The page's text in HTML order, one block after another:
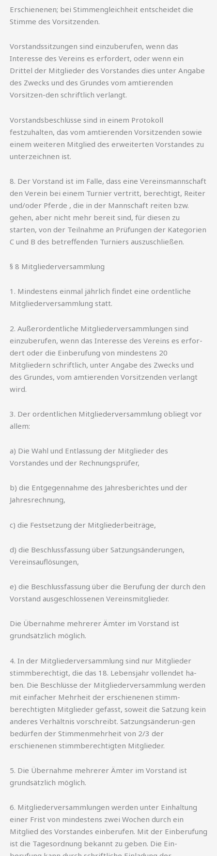
Erschienenen; bei Stimmengleichheit entscheidet die
Stimme des Vorsitzenden.
Vorstandssitzungen sind einzuberufen, wenn das
Interesse des Vereins es erfordert, oder wenn ein
Drittel der Mitglieder des Vorstandes dies unter Angabe
des Zwecks und des Grundes vom amtierenden
Vorsitzen-den schriftlich verlangt.
Vorstandsbeschlüsse sind in einem Protokoll
festzuhalten, das vom amtierenden Vorsitzenden sowie
einem weiteren Mitglied des erweiterten Vorstandes zu
unterzeichnen ist.
8. Der Vorstand ist im Falle, dass eine Vereinsmannschaft
den Verein bei einem Turnier vertritt, berechtigt, Reiter
und/oder Pferde , die in der Mannschaft reiten bzw.
gehen, aber nicht mehr bereit sind, für diesen zu
starten, von der Teilnahme an Prüfungen der Kategorien
C und B des betreffenden Turniers auszuschließen.
§ 8 Mitgliederversammlung
1. Mindestens einmal jährlich findet eine ordentliche
Mitgliederversammlung statt.
2. Außerordentliche Mitgliederversammlungen sind
einzuberufen, wenn das Interesse des Vereins es erfor-
dert oder die Einberufung von mindestens 20
Mitgliedern schriftlich, unter Angabe des Zwecks und
des Grundes, vom amtierenden Vorsitzenden verlangt
wird.
3. Der ordentlichen Mitgliederversammlung obliegt vor
allem:
a) Die Wahl und Entlassung der Mitglieder des
Vorstandes und der Rechnungsprüfer,
b) die Entgegennahme des Jahresberichtes und der
Jahresrechnung,
c) die Festsetzung der Mitgliederbeiträge,
d) die Beschlussfassung über Satzungsänderungen,
Vereinsauflösungen,
e) die Beschlussfassung über die Berufung der durch den
Vorstand ausgeschlossenen Vereinsmitglieder.
Die Übernahme mehrerer Ämter im Vorstand ist
grundsätzlich möglich.
4. In der Mitgliederversammlung sind nur Mitglieder
stimmberechtigt, die das 18. Lebensjahr vollendet ha-
ben. Die Beschlüsse der Mitgliederversammlung werden
mit einfacher Mehrheit der erschienenen stimm-
berechtigten Mitglieder gefasst, soweit die Satzung kein
anderes Verhältnis vorschreibt. Satzungsänderun-gen
bedürfen der Stimmenmehrheit von 2/3 der
erschienenen stimmberechtigten Mitglieder.
5. Die Übernahme mehrerer Ämter im Vorstand ist
grundsätzlich möglich.
6. Mitgliederversammlungen werden unter Einhaltung
einer Frist von mindestens zwei Wochen durch ein
Mitglied des Vorstandes einberufen. Mit der Einberufung
ist die Tagesordnung bekannt zu geben. Die Ein-